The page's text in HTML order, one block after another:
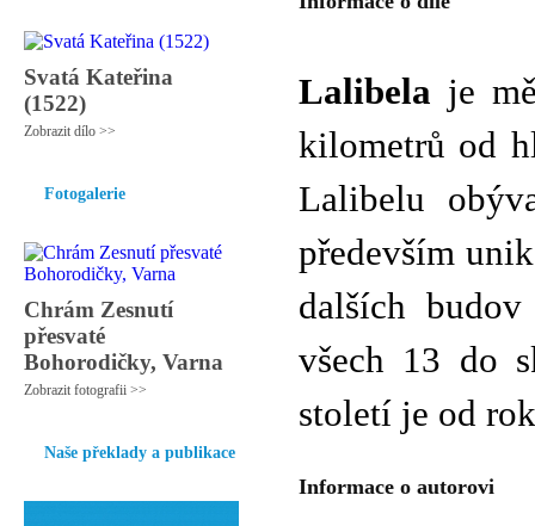
Svatá Kateřina
(1522)
Zobrazit dílo >>
Fotogalerie
Chrám Zesnutí
přesvaté
Bohorodičky, Varna
Zobrazit fotografii >>
Naše překlady a publikace
Lalibela je
kilometrů od
Lalibelu
především
dalších
všech 13 do
století je od
Informace o autorovi